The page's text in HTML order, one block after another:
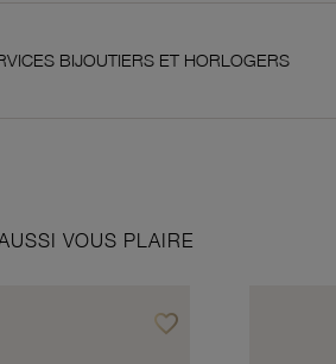
ET HORLOGERS
VOUS PLAIRE
favorite_borderAjouter à vos favoris